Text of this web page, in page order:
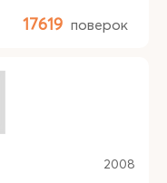
17619 поверок
2008